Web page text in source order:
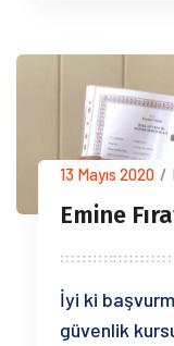
13 Mayıs 2020 /
Emine
İyi ki
güvenlik